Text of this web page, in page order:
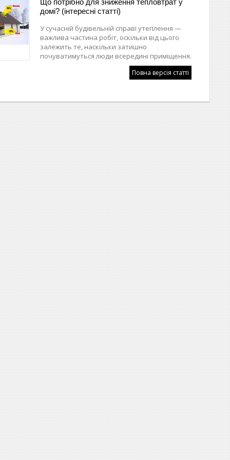
Що потрібно для зниження тепловтрат у
домі? (інтересні статті)
У сучасній будівельній справі утеплення —
важлива частина робіт, оскільки від цього
залежить те, наскільки затишно
почуватимуться люди всередині приміщення.
Повна версія статті